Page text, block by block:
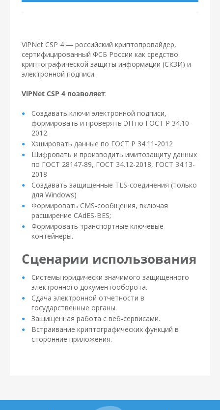
ViPNet CSP 4 — российский криптопровайдер,
сертифицированный ФСБ России как средство
криптографической защиты информации (СКЗИ) и
электронной подписи.
ViPNet CSP 4 позволяет:
Создавать ключи электронной подписи,
формировать и проверять ЭП по ГОСТ Р 34.10-
2012.
Хэшировать данные по ГОСТ Р 34.11-2012
Шифровать и производить имитозащиту данных
по ГОСТ 28147-89, ГОСТ 34.12-2018, ГОСТ 34.13-
2018
Создавать защищенные TLS-соединения (только
для Windows)
Формировать CMS-сообщения, включая
расширение CAdES-BES;
Формировать транспортные ключевые
контейнеры.
Сценарии использования
Системы юридически значимого защищенного
электронного документооборота.
Сдача электронной отчетности в
государственные органы.
Защищенная работа с веб-сервисами.
Встраивание криптографических функций в
сторонние приложения.